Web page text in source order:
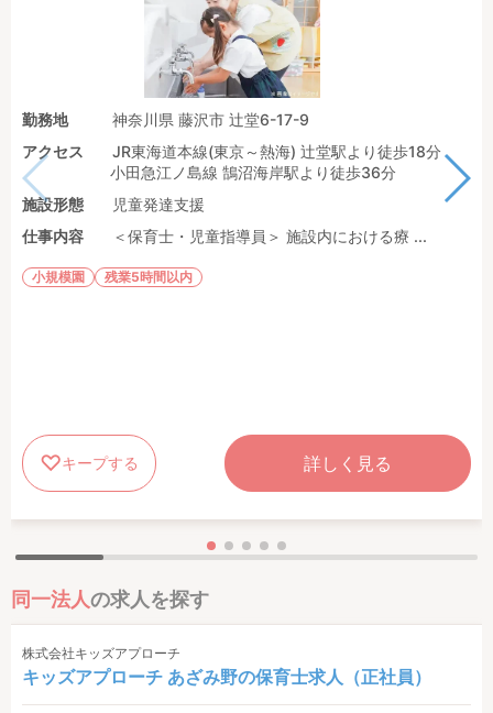
勤務地
神奈川県 藤沢市 辻堂6-17-9
アクセス
JR東海道本線(東京～熱海) 辻堂駅より徒歩18分
小田急江ノ島線 鵠沼海岸駅より徒歩36分
施設形態
児童発達支援
仕事内容
＜保育士・児童指導員＞ 施設内における療 ...
小規模園 残業5時間以内
キープする 詳しく見る
同一法人の求人を探す
株式会社キッズアプローチ
キッズアプローチ あざみ野の保育士求人（正社員）